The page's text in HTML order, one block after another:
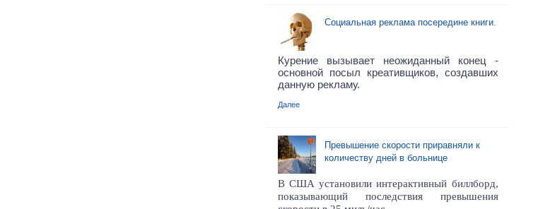
Социальная реклама посередине книги.
Курение вызывает неожиданный конец -
основной посыл креативщиков, создавших
данную рекламу.
Далее
Превышение скорости приравняли к
количеству дней в больнице
В США установили интерактивный биллборд,
показывающий последствия превышения